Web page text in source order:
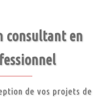
consultant en
de vos projets de